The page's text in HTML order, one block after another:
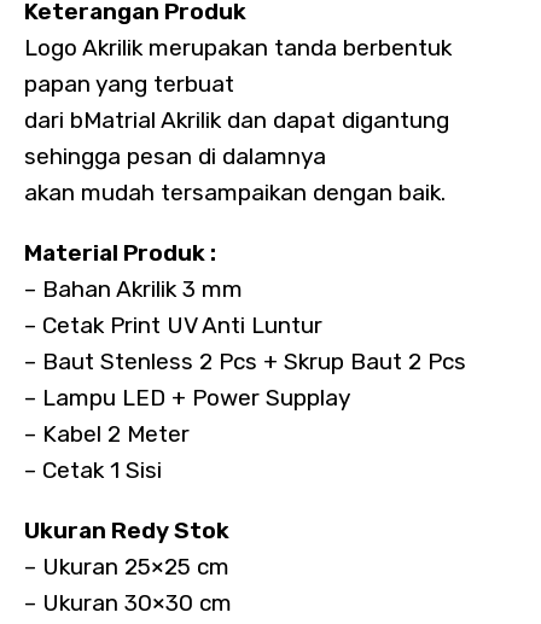
Keterangan Produk
Logo Akrilik merupakan tanda berbentuk
papan yang terbuat
dari bMatrial Akrilik dan dapat digantung
sehingga pesan di dalamnya
akan mudah tersampaikan dengan baik.
Material Produk :
– Bahan Akrilik 3 mm
– Cetak Print UV Anti Luntur
– Baut Stenless 2 Pcs + Skrup Baut 2 Pcs
– Lampu LED + Power Supplay
– Kabel 2 Meter
– Cetak 1 Sisi
Ukuran Redy Stok
– Ukuran 25×25 cm
– Ukuran 30×30 cm